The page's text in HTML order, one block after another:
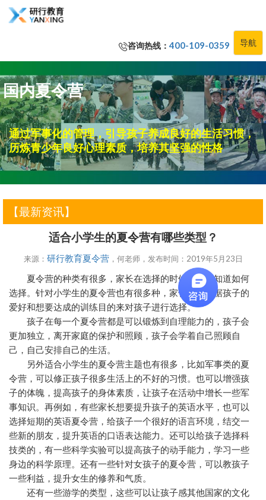
导航
咨询热线： 400-109-0359
国内夏令营
通过军事化的管理，引导孩子养成良好的生活习惯，
历炼青少年良好心理素质，培养其坚强的性格
【最新资讯】
适合小学生的夏令营有哪些类型？
来源： 研行教育夏令营，何老师，发布时间：2019年5月23日
夏令营的种类有很多，家长在选择的时候总是不知道如何
选择。针对小学生的夏令营也有很多种，家长可以根据孩子的
爱好和想要达成的训练目的来对孩子进行选择。
孩子在每一个夏令营都是可以锻炼到自理能力的，孩子会
更加独立，离开家庭的保护和照顾，孩子会学着自己照顾自
己，自己安排自己的生活。
另外适合小学生的夏令营主题也有很多，比如军事类的夏
令营，可以修正孩子很多生活上的不好的习惯。也可以增强孩
子的体魄，提高孩子的身体素质，让孩子在活动中增长一些军
事知识。再例如，有些家长想要提升孩子的英语水平，也可以
选择短期的英语夏令营，给孩子一个很好的语言环境，结交一
些新的朋友，提升英语的口语表达能力。还可以给孩子选择科
技类的，有一些科学实验可以提高孩子的动手能力，学习一些
身边的科学原理。还有一些针对女孩子的夏令营，可以教孩子
一些利益，提升女生的修养和气质。
还有一些游学的类型，这些可以让孩子感其他国家的文化